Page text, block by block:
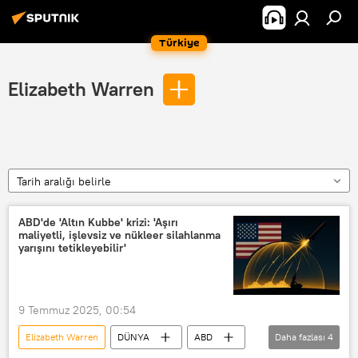
Türkiye
Elizabeth Warren
Tarih aralığı belirle
ABD'de 'Altın Kubbe' krizi: 'Aşırı
maliyetli, işlevsiz ve nükleer silahlanma
yarışını tetikleyebilir'
9 Temmuz 2025, 00:54
Elizabeth Warren DÜNYA
ABD
Daha fazlası 4